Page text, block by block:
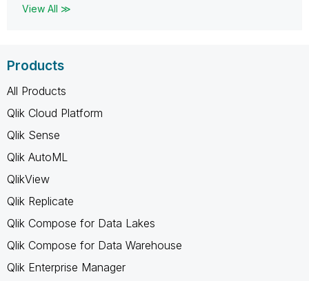
View All ≫
Products
All Products
Qlik Cloud Platform
Qlik Sense
Qlik AutoML
QlikView
Qlik Replicate
Qlik Compose for Data Lakes
Qlik Compose for Data Warehouse
Qlik Enterprise Manager